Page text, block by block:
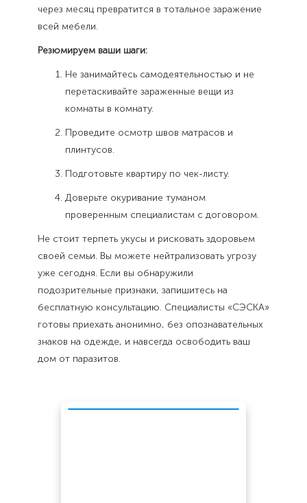
через месяц превратится в тотальное заражение
всей мебели.
Резюмируем ваши шаги:
Не занимайтесь самодеятельностью и не
перетаскивайте зараженные вещи из
комнаты в комнату.
Проведите осмотр швов матрасов и
плинтусов.
Подготовьте квартиру по чек-листу.
Доверьте окуривание туманом
проверенным специалистам с договором.
Не стоит терпеть укусы и рисковать здоровьем
своей семьи. Вы можете нейтрализовать угрозу
уже сегодня. Если вы обнаружили
подозрительные признаки, запишитесь на
бесплатную консультацию. Специалисты «СЭСКА»
готовы приехать анонимно, без опознавательных
знаков на одежде, и навсегда освободить ваш
дом от паразитов.